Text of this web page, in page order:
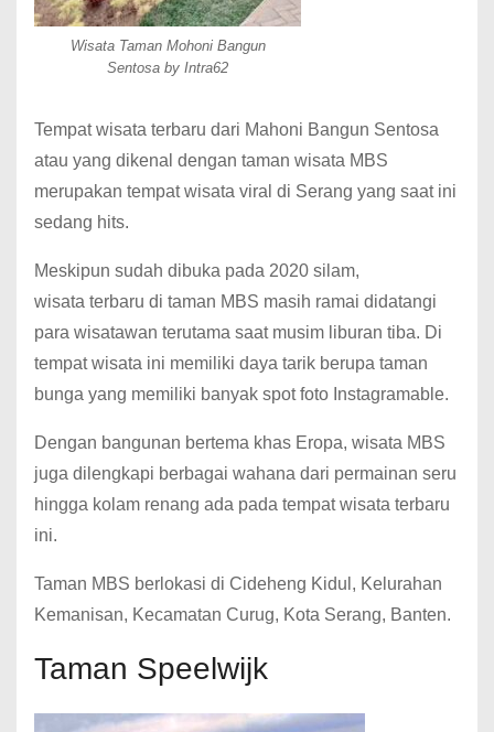
Wisata Taman Mohoni Bangun
Sentosa by Intra62
Tempat wisata terbaru dari Mahoni Bangun Sentosa
atau yang dikenal dengan taman wisata MBS
merupakan tempat wisata viral di Serang yang saat ini
sedang hits.
Meskipun sudah dibuka pada 2020 silam,
wisata terbaru di taman MBS masih ramai didatangi
para wisatawan terutama saat musim liburan tiba. Di
tempat wisata ini memiliki daya tarik berupa taman
bunga yang memiliki banyak spot foto Instagramable.
Dengan bangunan bertema khas Eropa, wisata MBS
juga dilengkapi berbagai wahana dari permainan seru
hingga kolam renang ada pada tempat wisata terbaru
ini.
Taman MBS berlokasi di Cideheng Kidul, Kelurahan
Kemanisan, Kecamatan Curug, Kota Serang, Banten.
Taman Speelwijk